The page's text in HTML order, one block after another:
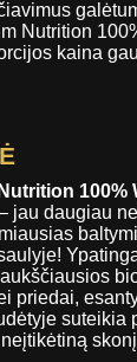
Nutrition
kaina
100%
jau daugiau
priedai,
suteikia